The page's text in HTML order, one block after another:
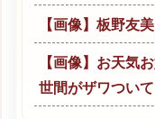
【画像】板野友
【画像】お天気
世間がザワつい